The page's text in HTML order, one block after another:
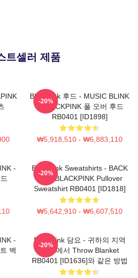
트셀러 제품
Blackpink 후드 - MUSIC BLINK
:: BLACKPINK 풀 오버 후드
RB0401 [ID1898]
₩5,918,510 - ₩6,883,110
-20%
-
Blackpink Sweatshirts - BACK
PAIN BLACKPINK Pullover
Sweatshirt RB0401 [ID1818]
₩5,642,910 - ₩6,607,510
-20%
-
백
Blackpink 담요 - 귀하의 지역
Blink에서 Throw Blanket
RB0401 [ID1636]와 같은 방법
-20%